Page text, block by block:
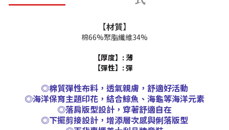
【材質】
棉66%聚脂纖維34%
【厚度】: 薄
【彈性】: 彈
◎棉質彈性布料，透氣親膚，舒適好活動
◎海洋保育主題印花，結合鯨魚、海龜等海洋元素
◎落肩版型設計，穿著舒適自在
◎下擺剪接設計，增添層次感與俐落版型